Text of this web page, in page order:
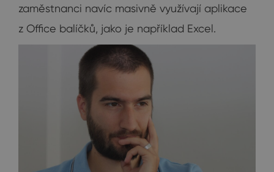
zaměstnanci navíc masivně využívají aplikace
z Office balíčků, jako je například Excel.